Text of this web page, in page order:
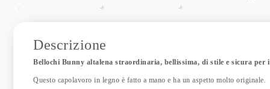
Descrizione
Bellochi Bunny altalena straordinaria, bellissima, di stile e sicura per
Questo capolavoro in legno è fatto a mano e ha un aspetto molto originale.